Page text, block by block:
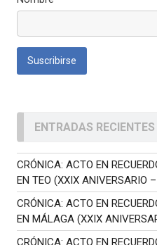
ENTRADAS RECIENTES
CRÓNICA: ACTO EN
EN TEO (XXIX ANIVERSARIO
CRÓNICA: ACTO EN
EN MÁLAGA (XXIX
CRÓNICA: ACTO EN